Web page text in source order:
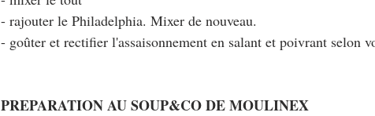
- rajouter le Philadelphia. Mixer de nouveau.
- goûter et rectifier l'assaisonnement en salant et poivrant selon
PREPARATION AU SOUP&CO DE MOULINEX